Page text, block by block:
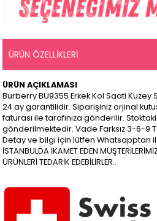
ÜRÜN ÖZELLIKLERI
ÜRÜN AÇIKLAMASI
Burberry BU9355 Erkek Kol Saati Kuzey
24 ay garantilidir. Siparişiniz orjinal
faturası ile tarafınıza gönderilir.
gönderilmektedir. Vade Farksız 3-6-9
Detay ve bilgi için lütfen Whatsapptan
İSTANBULDA İKAMET EDEN
ÜRÜNLERİ TEDARİK EDEBİLİRLER..